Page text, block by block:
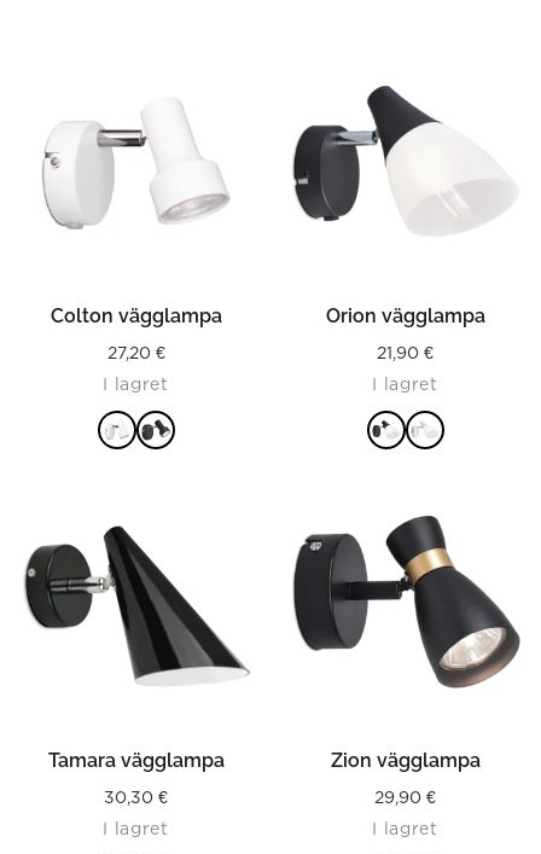
Colton vägglampa
27,20 €
I lagret
Orion vägglampa
21,90 €
I lagret
Tamara vägglampa
30,30 €
I lagret
Zion vägglampa
29,90 €
I lagret